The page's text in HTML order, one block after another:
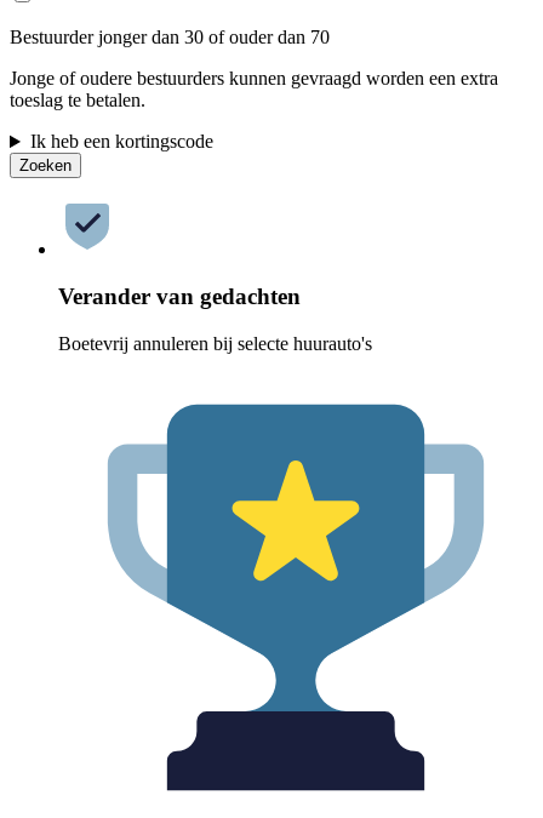
Bestuurder jonger dan 30 of ouder dan 70
Jonge of oudere bestuurders kunnen gevraagd worden een extra
toeslag te betalen.
Ik heb een kortingscode
Zoeken
Verander van gedachten
Boetevrij annuleren bij selecte huurauto's